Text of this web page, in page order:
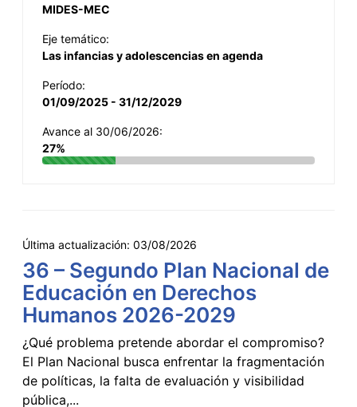
MIDES-MEC
Eje temático:
Las infancias y adolescencias en agenda
Período:
01/09/2025 - 31/12/2029
Avance al 30/06/2026:
27%
Última actualización: 03/08/2026
36 – Segundo Plan Nacional de
Educación en Derechos
Humanos 2026-2029
¿Qué problema pretende abordar el compromiso?
El Plan Nacional busca enfrentar la fragmentación
de políticas, la falta de evaluación y visibilidad
pública,...